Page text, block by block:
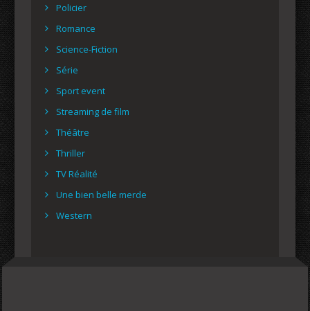
Policier
Romance
Science-Fiction
Série
Sport event
Streaming de film
Théâtre
Thriller
TV Réalité
Une bien belle merde
Western